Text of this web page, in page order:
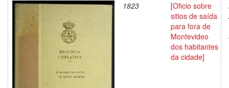
1823
[Oficio sobre
sitios de saída
para fora de
Montevideo
dos habitantes
da cidade]